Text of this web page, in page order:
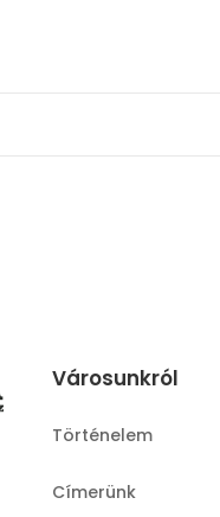
Városunkról
Történelem
Címerünk